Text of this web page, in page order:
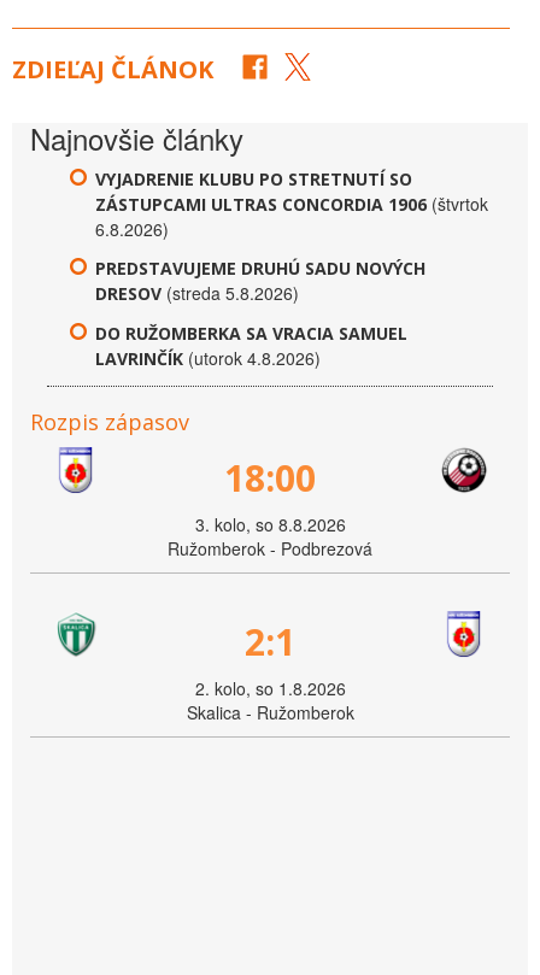
ZDIEĽAJ ČLÁNOK
Najnovšie články
VYJADRENIE KLUBU PO STRETNUTÍ SO
ZÁSTUPCAMI ULTRAS CONCORDIA 1906 (štvrtok
6.8.2026)
PREDSTAVUJEME DRUHÚ SADU NOVÝCH
DRESOV (streda 5.8.2026)
DO RUŽOMBERKA SA VRACIA SAMUEL
LAVRINČÍK (utorok 4.8.2026)
Rozpis zápasov
18:00
3. kolo, so 8.8.2026
Ružomberok - Podbrezová
2:1
2. kolo, so 1.8.2026
Skalica - Ružomberok